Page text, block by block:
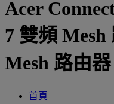
Acer
7 雙頻
Mesh 路由
首頁